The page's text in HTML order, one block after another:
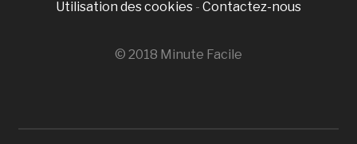
Utilisation des cookies - Contactez-nous
© 2018 Minute Facile